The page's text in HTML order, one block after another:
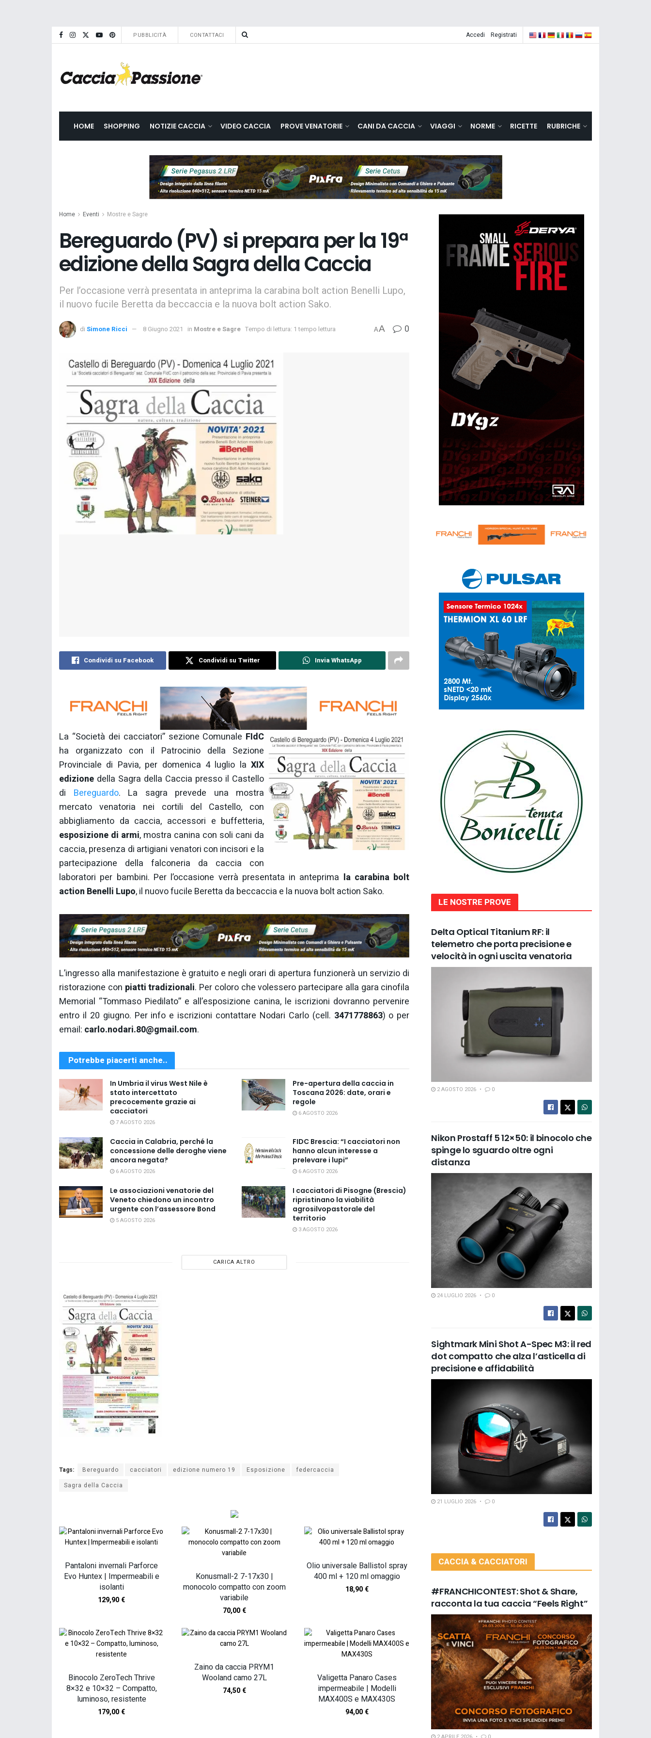
PUBBLICITÀ CONTATTACI Accedi Registrati
HOME SHOPPING NOTIZIE CACCIA VIDEO CACCIA PROVE VENATORIE CANI DA CACCIA VIAGGI NORME RICETTE RUBRICHE
Home Eventi Mostre e Sagre
Bereguardo (PV) si prepara per la 19ª
edizione della Sagra della Caccia
Per l’occasione verrà presentata in anteprima la carabina bolt action Benelli Lupo,
il nuovo fucile Beretta da beccaccia e la nuova bolt action Sako.
di Simone Ricci 8 Giugno 2021 in Mostre e Sagre Tempo di lettura: 1 tempo lettura AA 0
Condividi su Facebook Condividi su Twitter Invia WhatsApp
La “Società dei cacciatori” sezione Comunale FIdC
ha organizzato con il Patrocinio della Sezione
Provinciale di Pavia, per domenica 4 luglio laXIX
edizione della Sagra della Caccia presso il Castello
di Bereguardo. La sagra prevede una mostra
mercato venatoria nei cortili del Castello, con
abbigliamento da caccia, accessori e buffetteria,
esposizione di armi, mostra canina con soli cani da
caccia, presenza di artigiani venatori con incisori e la
partecipazione della falconeria da caccia con
laboratori per bambini. Per l’occasione verrà presentata in anteprima la carabina bolt
action Benelli Lupo, il nuovo fucile Beretta da beccaccia e la nuova bolt action Sako.
L’ingresso alla manifestazione è gratuito e negli orari di apertura funzionerà un servizio di
ristorazione con piatti tradizionali. Per coloro che volessero partecipare alla gara cinofila
Memorial “Tommaso Piedilato” e all’esposizione canina, le iscrizioni dovranno pervenire
entro il 20 giugno. Per info e iscrizioni contattare Nodari Carlo (cell. 3471778863) o per
email: carlo.nodari.80@gmail.com.
Potrebbe piacerti anche..
In Umbria il virus West Nile è
stato intercettato
precocemente grazie ai
cacciatori
7 AGOSTO 2026
Pre-apertura della caccia in
Toscana 2026: date, orari e
regole
6 AGOSTO 2026
Caccia in Calabria, perché la
concessione delle deroghe viene
ancora negata?
6 AGOSTO 2026
FIDC Brescia: “I cacciatori non
hanno alcun interesse a
prelevare i lupi”
6 AGOSTO 2026
Le associazioni venatorie del
Veneto chiedono un incontro
urgente con l’assessore Bond
5 AGOSTO 2026
I cacciatori di Pisogne (Brescia)
ripristinano la viabilità
agrosilvopastorale del
territorio
3 AGOSTO 2026
CARICA ALTRO
Tags: Bereguardo cacciatori edizione numero 19 Esposizione
federcaccia
Sagra della Caccia
Pantaloni invernali Parforce
Evo Huntex | Impermeabili e
isolanti
129,90€
Konusmall-2 7-17x30 |
monocolo compatto con zoom
variabile
70,00€
Olio universale Ballistol spray
400 ml + 120 ml omaggio
18,90€
Binocolo ZeroTech Thrive
8×32 e 10×32 – Compatto,
luminoso, resistente
179,00€
Zaino da caccia PRYM1
Wooland camo 27L
74,50€
Valigetta Panaro Cases
impermeabile | Modelli
MAX400S e MAX430S
94,00€
LE NOSTRE PROVE
Delta Optical Titanium RF: il
telemetro che porta precisione e
velocità in ogni uscita venatoria
2 AGOSTO 2026 0
Nikon Prostaff 5 12×50: il binocolo che
spinge lo sguardo oltre ogni
distanza
24 LUGLIO 2026 0
Sightmark Mini Shot A-Spec M3: il red
dot compatto che alza l’asticella di
precisione e affidabilità
21 LUGLIO 2026 0
CACCIA & CACCIATORI
#FRANCHICONTEST: Shot & Share,
racconta la tua caccia “Feels Right”